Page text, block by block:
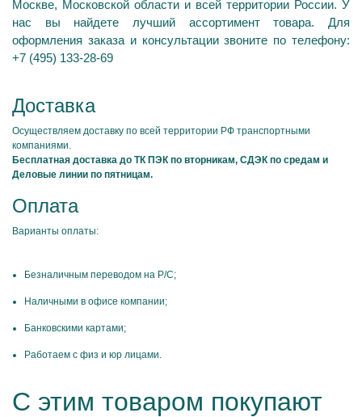
Москве, Московской области и всей территории России. У
нас вы найдете лучший ассортимент товара. Для
оформления заказа и консультации звоните по телефону:
+7 (495) 133-28-69
Доставка
Осуществляем доставку по всей территории РФ транспортными
компаниями.
Бесплатная доставка до ТК ПЭК по вторникам, СДЭК по средам и
Деловые линии по пятницам.
Оплата
Варианты оплаты:
Безналичным переводом на Р/С;
Наличными в офисе компании;
Банковскими картами;
Работаем с физ и юр лицами.
С этим товаром покупают